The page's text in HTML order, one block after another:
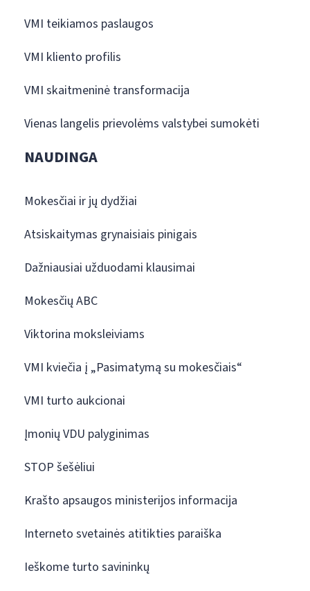
VMI teikiamos paslaugos
VMI kliento profilis
VMI skaitmeninė transformacija
Vienas langelis prievolėms valstybei sumokėti
NAUDINGA
Mokesčiai ir jų dydžiai
Atsiskaitymas grynaisiais pinigais
Dažniausiai užduodami klausimai
Mokesčių ABC
Viktorina moksleiviams
VMI kviečia į „Pasimatymą su mokesčiais“
VMI turto aukcionai
Įmonių VDU palyginimas
STOP šešėliui
Krašto apsaugos ministerijos informacija
Interneto svetainės atitikties paraiška
Ieškome turto savininkų